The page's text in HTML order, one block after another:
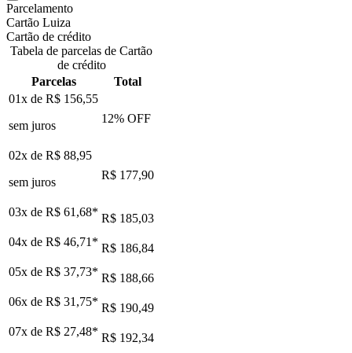
Parcelamento
Cartão Luiza
Cartão de crédito
Tabela de parcelas de Cartão
de crédito
Parcelas
Total
01x de R$ 156,55
sem juros
12% OFF
02x de R$ 88,95
sem juros
R$ 177,90
03x de R$ 61,68* R$ 185,03
04x de R$ 46,71 * R$ 186,84
05x de R$ 37,73* R$ 188,66
06x de R$ 31,75* R$ 190,49
07x de R$ 27,48* R$ 192,34